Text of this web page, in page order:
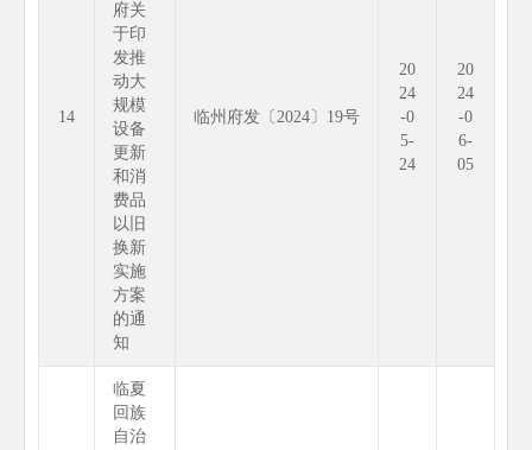
14
府关
于印
发推
动大
规模
设备
更新
和消
费品
以旧
换新
实施
方案
的通
知
临州府发〔2024〕19号
20
24
-0
5-
24
20
24
-0
6-
05
临夏
回族
自治